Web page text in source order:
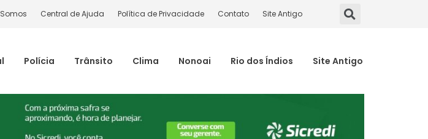
Central de Ajuda Política de Privacidade Contato Site Antigo
Polícia Trânsito Clima Nonoai Rio dos Índios Site Antigo